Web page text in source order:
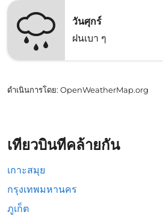
วันศุกร์
ฝนเบา ๆ
ดำเนินการโดย: OpenWeatherMap.org
เที่ยวบินที่คล้ายกัน
เกาะสมุย
กรุงเทพมหานคร
ภูเก็ต